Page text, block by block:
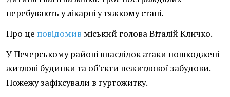
перебувають у лікарні у тяжкому стані.
Про це повідомив міський голова Віталій Кличко.
У Печерському районі внаслідок атаки пошкоджені
житлові будинки та об'єкти нежитлової забудови.
Пожежу зафіксували в гуртожитку.